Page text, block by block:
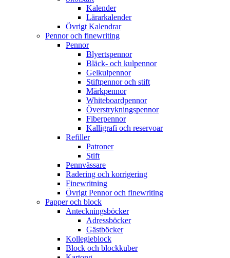
Kalender
Lärarkalender
Övrigt Kalendrar
Pennor och finewriting
Pennor
Blyertspennor
Bläck- och kulpennor
Gelkulpennor
Stiftpennor och stift
Märkpennor
Whiteboardpennor
Överstrykningspennor
Fiberpennor
Kalligrafi och reservoar
Refiller
Patroner
Stift
Pennvässare
Radering och korrigering
Finewritning
Övrigt Pennor och finewriting
Papper och block
Anteckningsböcker
Adressböcker
Gästböcker
Kollegieblock
Block och blockkuber